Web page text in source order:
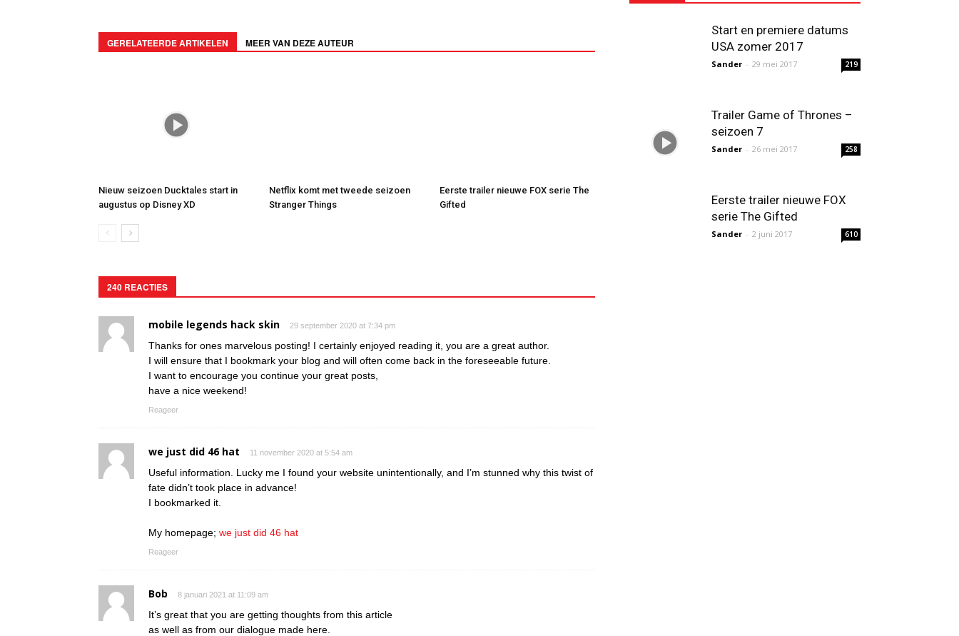
GERELATEERDE ARTIKELEN MEER VAN DEZE AUTEUR
Nieuw seizoen Ducktales start in
augustus op Disney XD
Netflix komt met tweede seizoen
Stranger Things
Eerste trailer nieuwe FOX serie The
Gifted
240 REACTIES
mobile legends hack skin 29 september 2020 at 7:34 pm
Thanks for ones marvelous posting! I certainly enjoyed reading it, you are a great author.
I will ensure that I bookmark your blog and will often come back in the foreseeable future.
I want to encourage you continue your great posts,
have a nice weekend!
Reageer
we just did 46 hat 11 november 2020 at 5:54 am
Useful information. Lucky me I found your website unintentionally, and I’m stunned why this twist of
fate didn’t took place in advance!
I bookmarked it.
My homepage; we just did 46 hat
Reageer
Bob 8 januari 2021 at 11:09 am
It’s great that you are getting thoughts from this article
as well as from our dialogue made here.
Start en premiere datums
USA zomer 2017
Sander - 29 mei 2017 219
Trailer Game of Thrones –
seizoen 7
Sander - 26 mei 2017 258
Eerste trailer nieuwe FOX
serie The Gifted
Sander - 2 juni 2017 610